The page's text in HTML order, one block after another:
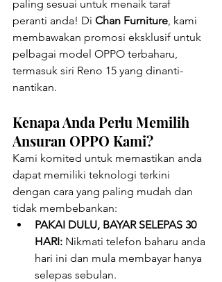
paling sesuai untuk menaik taraf
peranti anda! Di Chan Furniture, kami
membawakan promosi eksklusif untuk
pelbagai model OPPO terbaharu,
termasuk siri Reno 15 yang dinanti-
nantikan.
Kenapa Anda Perlu Memilih
Ansuran OPPO Kami?
Kami komited untuk memastikan anda
dapat memiliki teknologi terkini
dengan cara yang paling mudah dan
tidak membebankan:
PAKAI DULU, BAYAR SELEPAS 30
HARI: Nikmati telefon baharu anda
hari ini dan mula membayar hanya
selepas sebulan.